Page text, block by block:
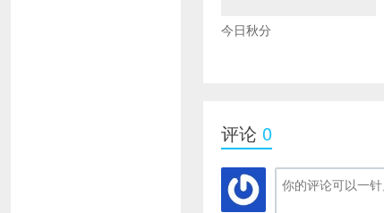
今日秋分
评论 0